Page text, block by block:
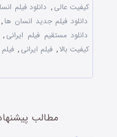
کیفیت عالی , دانلود فیلم
دانلود فیلم جدید انسان ها ,
دانلود مستقیم فیلم ایرانی ,
کیفیت بالا, فیلم ایرانی ,
مطالب